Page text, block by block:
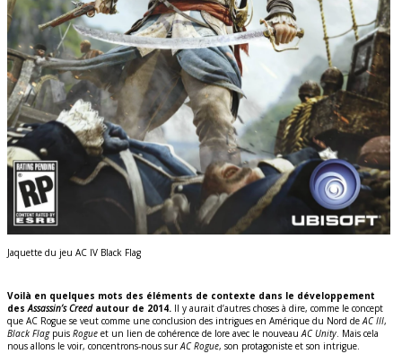
Jaquette du jeu AC IV Black Flag
Voilà en quelques mots des éléments de contexte dans le développement
des Assassin’s Creedautour de 2014. Il y aurait d’autres choses à dire, comme le concept
que AC Rogue se veut comme une conclusion des intrigues en Amérique du Nord de AC III,
Black Flagpuis Rogue et un lien de cohérence de lore avec le nouveau AC Unity . Mais cela
nous allons le voir, concentrons-nous surAC Rogue, son protagoniste et son intrigue.